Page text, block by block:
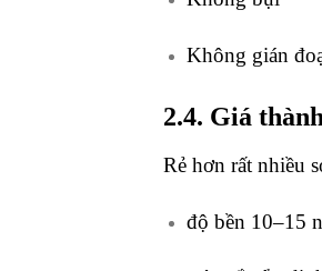
Không gián
2.4. Giá
Rẻ hơn rất nhiều
độ bền 10–15